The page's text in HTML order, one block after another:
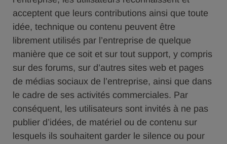
acceptent que leurs contributions ainsi que toute
idée, technique ou contenu peuvent être
librement utilisés par l’entreprise de quelque
manière que ce soit et sur tout support, y compris
sur des forums, sur d’autres sites web et pages
de médias sociaux de l’entreprise, ainsi que dans
le cadre de ses activités commerciales. Par
conséquent, les utilisateurs sont invités à ne pas
publier d’idées, de matériel ou de contenu sur
lesquels ils souhaitent garder le silence ou pour